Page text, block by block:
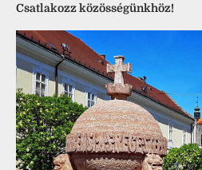
Csatlakozz közösségünkhöz!